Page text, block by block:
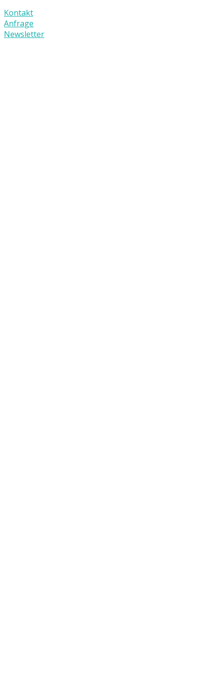
Kontakt
Anfrage
Newsletter